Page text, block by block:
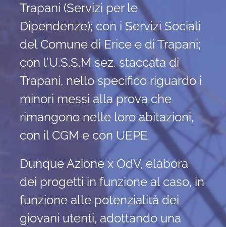
Trapani (Servizi per le
Dipendenze); con i Servizi Sociali
del Comune di Erice e di Trapani;
con l’U.S.S.M sez. staccata di
Trapani, nello specifico riguardo i
minori messi alla prova che
rimangono nelle loro abitazioni,
con il CGM e con UEPE.
Dunque Azione x OdV, elabora
dei progetti in funzione al caso, in
funzione alle potenzialità dei
giovani utenti, adottando una